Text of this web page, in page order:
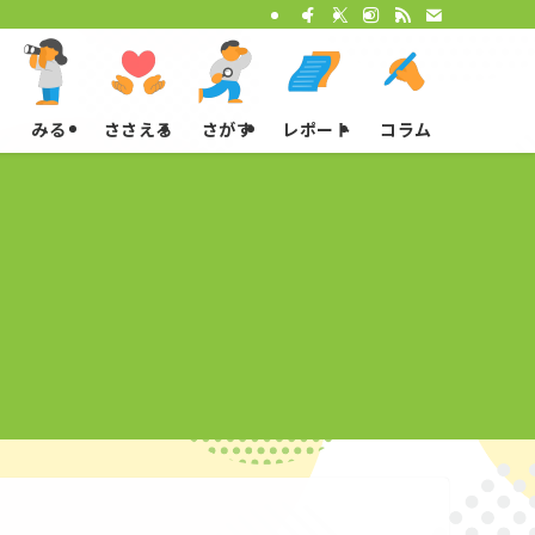
みる ささえる さがす レポート コラム